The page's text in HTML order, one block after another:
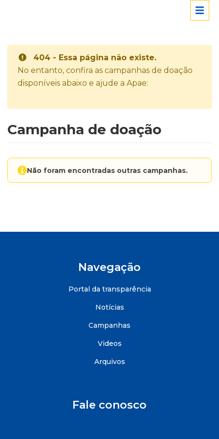
404 - Essa página não existe.
No entanto, confira as campanhas de doação
disponíveis abaixo e ajude a Apae:
Campanha de doação
Não foram encontradas outras campanhas.
Navegação
Portal da transparência
Notícias
Campanhas
Videos
Arquivos
Fale conosco